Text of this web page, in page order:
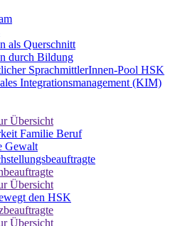
als Querschnitt
durch Bildung
SprachmittlerInnen-Pool HSK
Integrationsmanagement (KIM)
Übersicht
Familie Beruf
Gewalt
Übersicht
den HSK
Übersicht